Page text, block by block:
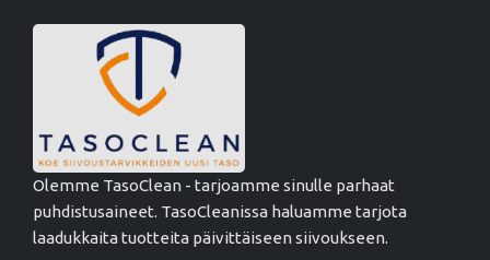
Olemme TasoClean - tarjoamme sinulle parhaat
puhdistusaineet. TasoCleanissa haluamme tarjota
laadukkaita tuotteita päivittäiseen siivoukseen.